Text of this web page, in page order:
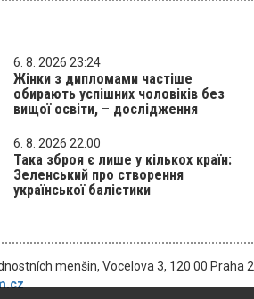
6. 8. 2026 23:24
Жінки з дипломами частіше
обирають успішних чоловіків без
вищої освіти, – дослідження
6. 8. 2026 22:00
Така зброя є лише у кількох країн:
Зеленський про створення
української балістики
menšin, Vocelova 3, 120 00 Praha 2